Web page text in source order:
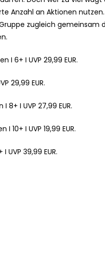
Anzahl an Aktionen
zugleich gemeinsam
I 6+ I UVP 29,99 EUR.
29,99 EUR.
8+ I UVP 27,99 EUR.
10+ I UVP 19,99 EUR.
UVP 39,99 EUR.